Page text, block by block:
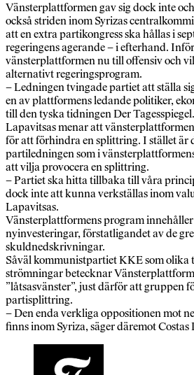
Vänsterplattformen gav sig dock inte
också striden inom Syrizas
att en extra partikongress ska hållas i
regeringens agerande – i efterhand.
vänsterplattformen nu till offensiv och
alternativt regeringsprogram.
– Ledningen tvingade partiet att ställa
en av plattformens ledande politiker,
till den tyska tidningen Der Tagesspiegel.
Lapavitsas menar att
för att förhindra en splittring. I stället är
partiledningen som i
att vilja provocera en splittring.
– Partiet ska hitta tillbaka till våra
dock inte att kunna verkställas inom
Lapavitsas.
Vänsterplattformens program
nyinvesteringar, förstatligandet av de
skuldnedskrivningar.
Såväl kommunistpartiet KKE som olika
strömningar betecknar
”låtsasvänster”, just därför att gruppen
partisplittring.
– Den enda verkliga oppositionen mot
finns inom Syriza, säger däremot Costas